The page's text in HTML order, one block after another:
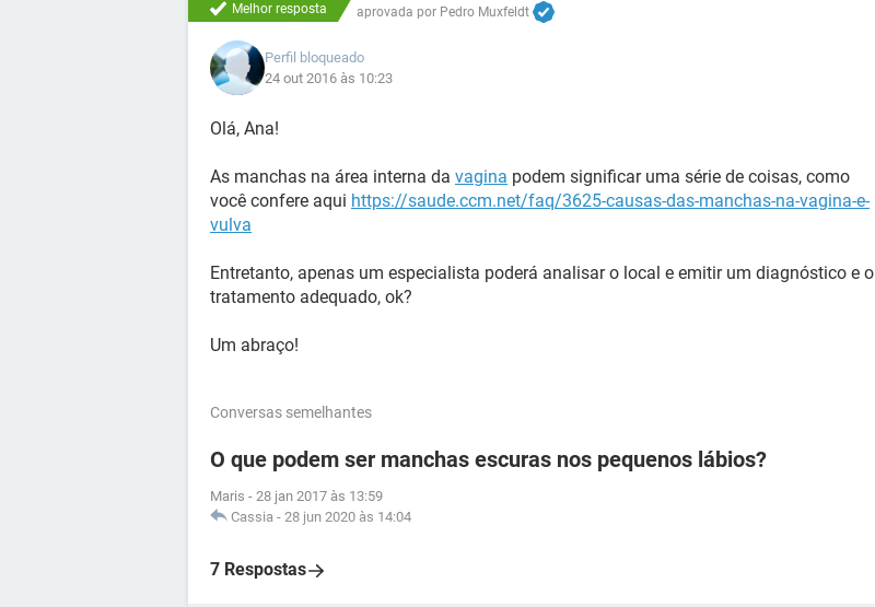
Melhor resposta aprovada por Pedro Muxfeldt
Perfil bloqueado
24 out 2016 às 10:23
Olá, Ana!
As manchas na área interna da vagina podem significar uma série de coisas, como
você confere aqui https://saude.ccm.net/faq/3625-causas-das-manchas-na-vagina-e-
vulva
Entretanto, apenas um especialista poderá analisar o local e emitir um diagnóstico e o
tratamento adequado, ok?
Um abraço!
Conversas semelhantes
O que podem ser manchas escuras nos pequenos lábios?
Maris - 28 jan 2017 às 13:59
Cassia - 28 jun 2020 às 14:04
7 Respostas